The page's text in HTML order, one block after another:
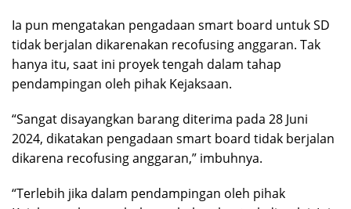
Ia pun mengatakan pengadaan smart board untuk SD
tidak berjalan dikarenakan recofusing anggaran. Tak
hanya itu, saat ini proyek tengah dalam tahap
pendampingan oleh pihak Kejaksaan.
“Sangat disayangkan barang diterima pada 28 Juni
2024, dikatakan pengadaan smart board tidak berjalan
dikarena recofusing anggaran,” imbuhnya.
“Terlebih jika dalam pendampingan oleh pihak